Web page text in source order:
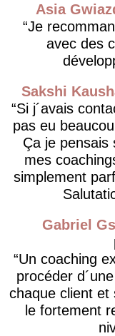
Asia
Je
avec des
Sakshi
Si j´avais
pas eu
Ça je pensais
mes
simplement
Gabriel
Un coaching
procéder
chaque client et
le fortement